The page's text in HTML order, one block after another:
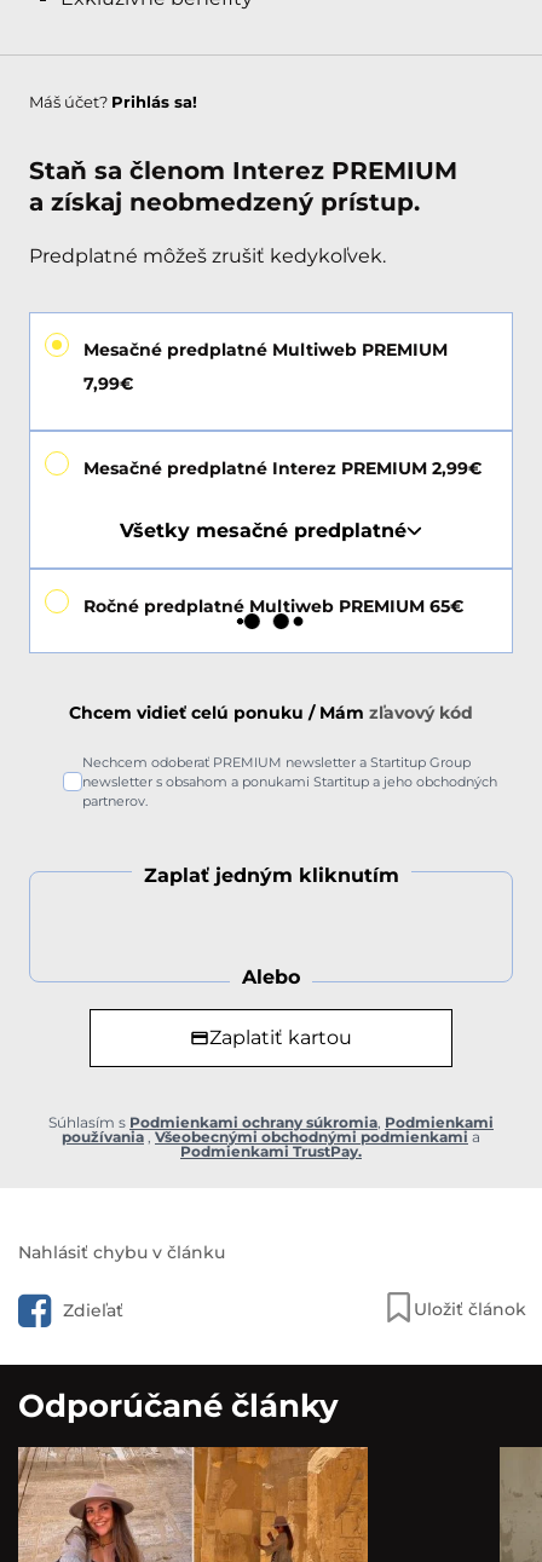
Máš účet? Prihlás sa!
Staň sa členom Interez PREMIUM
a získaj neobmedzený prístup.
Predplatné môžeš zrušiť kedykoľvek.
Mesačné predplatné Multiweb PREMIUM
7,99€
Mesačné predplatné Interez PREMIUM 2,99€
Všetky mesačné predplatné
Ročné predplatné Multiweb PREMIUM 65€
Chcem vidieť celú ponuku / Mám zľavový kód
Nechcem odoberať PREMIUM newsletter a Startitup Group
newsletter s obsahom a ponukami Startitup a jeho obchodných
partnerov.
Zaplať jedným kliknutím
Alebo
Zaplatiť kartou
Súhlasím s Podmienkami ochrany súkromia Podmienkami
používania,Všeobecnými obchodnými podmienkamia
Podmienkami TrustPay.
Nahlásiť chybu v článku
Zdieľať Uložiť článok
Odporúčané články